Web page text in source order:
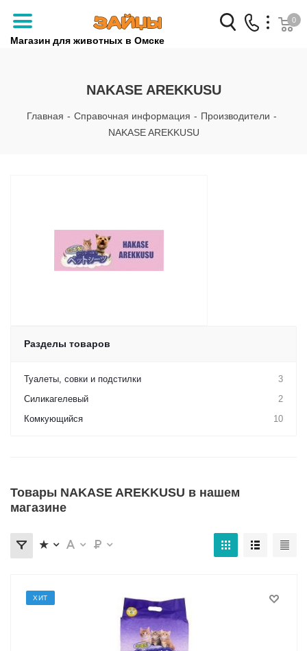
Магазин для животных в Омске
Заказать звонок
+7 (3812) 79-04-04
+7 (950) 959-88-32
0
NAKASE AREKKUSU
Главная - Справочная информация - Производители -
NAKASE AREKKUSU
Разделы товаров
Туалеты, совки и подстилки
3
Силикагелевый
2
Комкующийся
10
Товары NAKASE AREKKUSU в нашем
магазине
ХИТ